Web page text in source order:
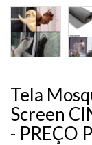
Tela
Screen
- PREÇO